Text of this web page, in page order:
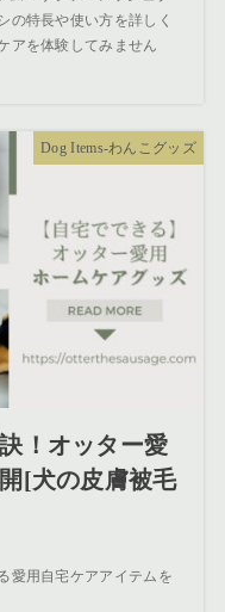
の特長や使い方を詳しく
アを体験してみません
Dog Items-わんこグッズ
！オッター愛
[犬の皮膚被毛
愛用自宅ケアアイテムを